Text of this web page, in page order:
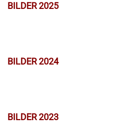
BILDER 2025
BILDER 2024
BILDER 2023